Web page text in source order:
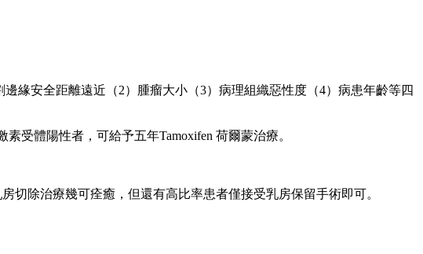
緣安全距離遠近（2）腫瘤大小（3）病理組織惡性度（4）病患年齡等四
受體陽性者，可給予五年Tamoxifen 荷爾蒙治療。
除治療幾可痊癒，但還有高比率患者僅接受乳房保留手術即可。